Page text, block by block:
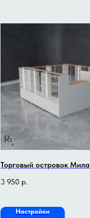
Торговый островок
3 950 р.
Настройки